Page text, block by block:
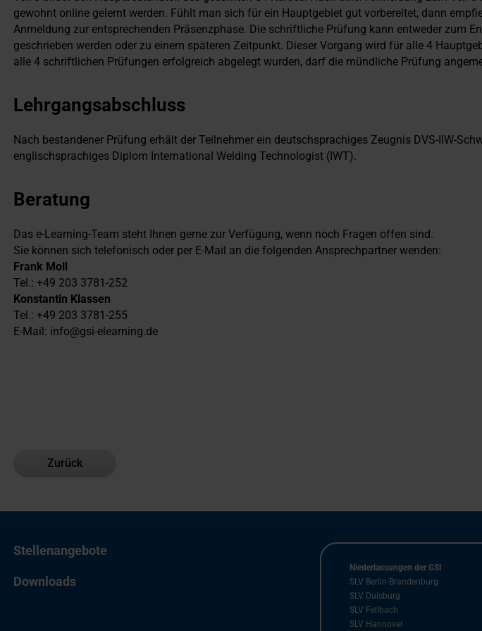
gewohnt online gelernt werden. Fühlt man sich für ein Hauptgebiet gut vorbereitet, dann
Anmeldung zur entsprechenden Präsenzphase. Die schriftliche Prüfung kann entweder zum
geschrieben werden oder zu einem späteren Zeitpunkt. Dieser Vorgang wird für alle 4
alle 4 schriftlichen Prüfungen erfolgreich abgelegt wurden, darf die mündliche Prüfung
Lehrgangsabschluss
Nach bestandener Prüfung erhält der Teilnehmer ein deutschsprachiges Zeugnis DVS-IIW-
englischsprachiges Diplom International Welding Technologist (IWT).
Beratung
Das e-Learning-Team steht Ihnen gerne zur Verfügung, wenn noch Fragen offen sind.
Sie können sich telefonisch oder per E-Mail an die folgenden Ansprechpartner wenden:
Frank Moll
Tel.: +49 203 3781-252
Konstantin Klassen
Tel.: +49 203 3781-255
E-Mail: info@gsi-elearning.de
Zurück
Stellenangebote
Downloads
Niederlassungen der GSI
SLV Berlin-Brandenburg
SLV Duisburg
SLV Fellbach
SLV Hannover